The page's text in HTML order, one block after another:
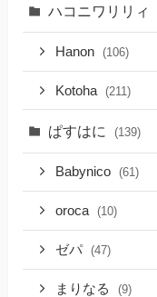
ハコニワリリィ
Hanon (106)
Kotoha (211)
ぱすはに (139)
Babynico (61)
oroca (10)
ゼパ (47)
まりなる (9)